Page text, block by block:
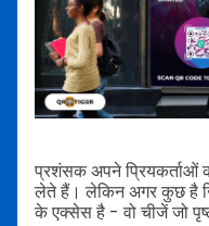
प्रशंसक अपने प्रियकर्ताओं
लेते हैं। लेकिन अगर कुछ है
के एक्सेस है - वो चीजें जो